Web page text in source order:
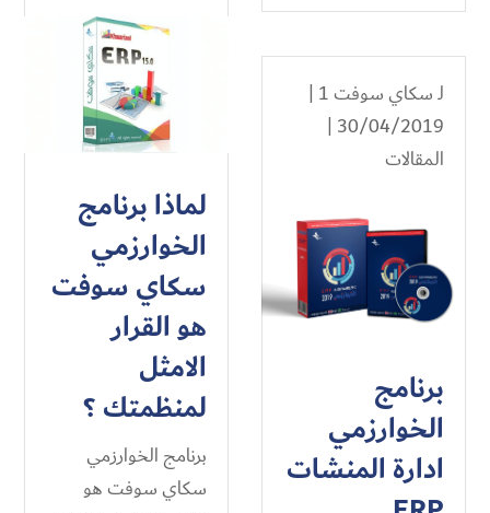
لماذا برنامج
الخوارزمي
سكاي سوفت
هو القرار
الامثل
لمنظمتك ؟
برنامج الخوارزمي
سكاي سوفت هو
لـسكاي سوفت 1
|
30/04/2019 |
المقالات
برنامج
الخوارزمي
ادارة المنشات